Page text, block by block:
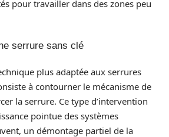
pour travailler dans des zones peu
serrure sans clé
plus adaptée aux serrures
à contourner le mécanisme de
la serrure. Ce type d’intervention
pointue des systèmes
un démontage partiel de la